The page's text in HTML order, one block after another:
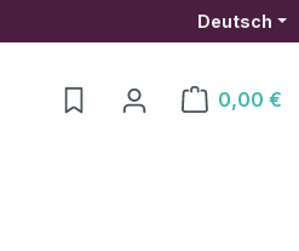
Deutsch
0,00 €
Warenkorb